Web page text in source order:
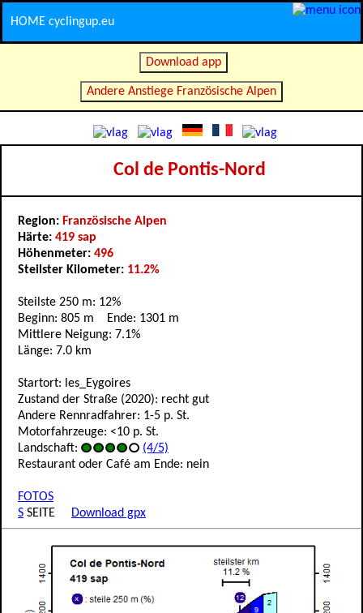
HOME cyclingup.eu
Download app
Andere Anstiege Französische Alpen
Col de Pontis-Nord
Region: Französische Alpen
Härte: 419 sap
Höhenmeter: 496
Steilster Kilometer: 11.2%
Steilste 250 m: 12%
Beginn: 805 m Ende: 1301 m
Mittlere Neigung: 7.1%
Länge: 7.0 km
Startort: les_Eygoires
Zustand der Straße (2020): recht gut
Andere Rennradfahrer: 1-5 p. St.
Motorfahrzeuge: <10 p. St.
Landschaft:
(4/5)
Restaurant oder Café am Ende: nein
FOTOS
S SEITE Download gpx